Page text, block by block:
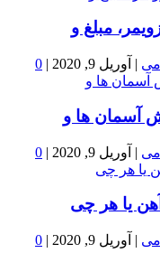
مبلغ و
| آوریل 9, 2020 |
0
آسمان ها و
| آوریل 9, 2020 |
0
یا هر چی
| آوریل 9, 2020 |
0